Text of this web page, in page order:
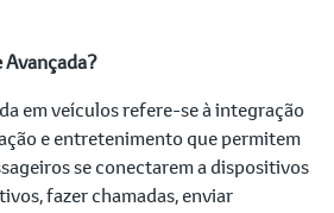
Avançada?
em veículos refere-se à integração
e entretenimento que permitem
se conectarem a dispositivos
fazer chamadas, enviar